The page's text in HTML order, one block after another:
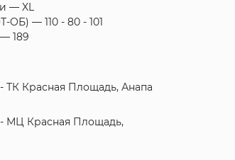
— XL
ОБ) — 110 - 80 - 101
— 189
ТК Красная Площадь, Анапа
МЦ Красная Площадь,